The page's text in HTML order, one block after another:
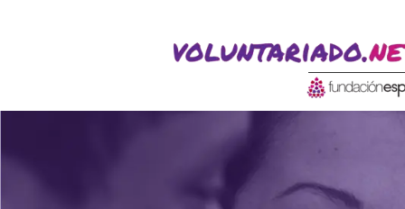
ACTIVITATS D'ESTIU
CASES DE COLÒNIES